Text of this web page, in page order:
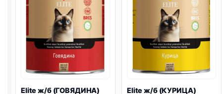
80г
Elite ж/б (ГОВЯДИНА)
Elite ж/б (КУРИЦА)